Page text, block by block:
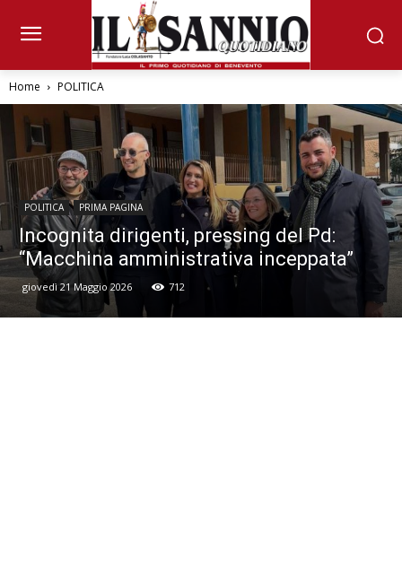
Home POLITICA
POLITICA PRIMA PAGINA
Incognita dirigenti, pressing del Pd:
“Macchina amministrativa inceppata”
giovedì 21 Maggio 2026 712